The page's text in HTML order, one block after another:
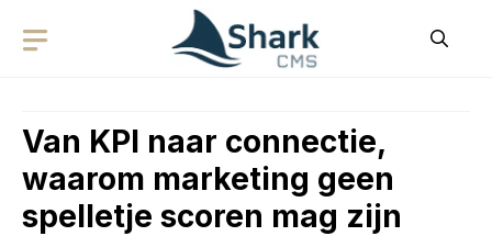
Van KPI naar connectie,
waarom marketing geen
spelletje scoren mag zijn